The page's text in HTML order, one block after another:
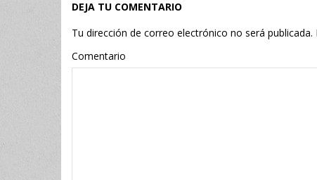
DEJA TU COMENTARIO
Tu dirección de correo electrónico no será publicada.
Comentario